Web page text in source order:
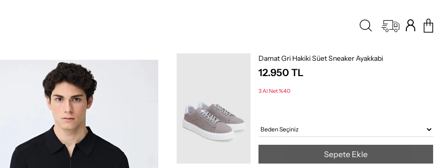
Damat Gri Hakiki Süet Sneaker Ayakkabi
12.950 TL
3 Al Net %40
Sepete Ekle